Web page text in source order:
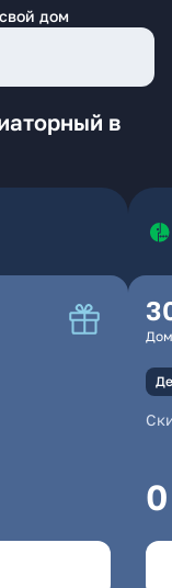
дом
в
0